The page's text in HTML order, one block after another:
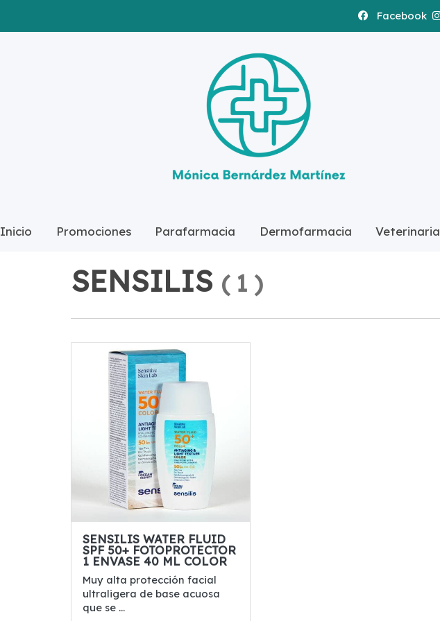
Facebook
Inicio Promociones Parafarmacia Dermofarmacia Veterinaria
Todas las categorías Dermofarmacia SOLARES/ FACIAL
SENSILIS ( 1 )
SENSILIS WATER FLUID
SPF 50+ FOTOPROTECTOR
1 ENVASE 40 ML COLOR
Muy alta protección facial
ultraligera de base acuosa
que se ...